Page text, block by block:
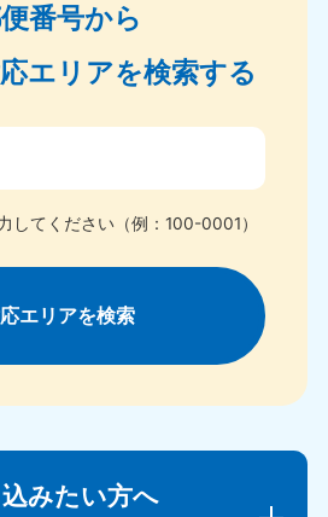
番号から
エリアを検索する
してください（例：100-0001）
エリアを検索
みたい方へ